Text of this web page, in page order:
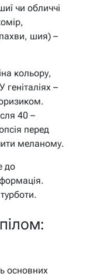
чи обличчі
шия) –
кольору,
геніталіях –
40 –
перед
меланому.
до
основних